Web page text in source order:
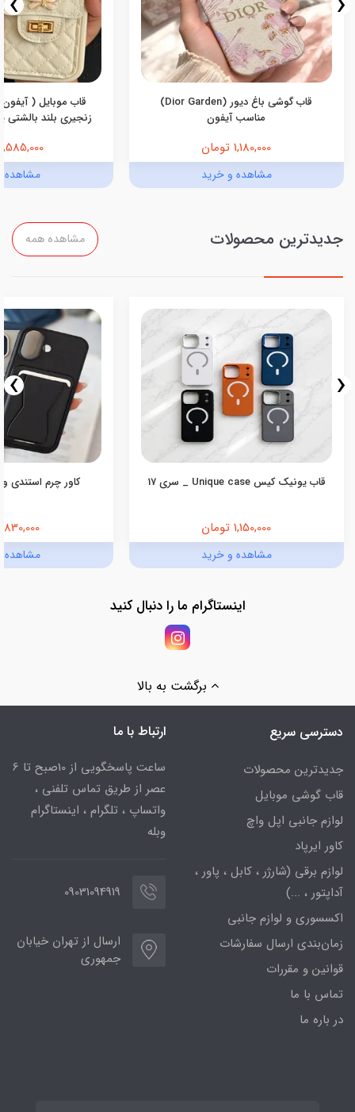
قاب گوشی باغ دیور (Dior Garden)
مناسب آیفون
1,180,000 تومان
مشاهده و خرید
قاب موبایل (
زنجیری بلند بالشتی
1,585,000 تومان
مشاهده
جدیدترین محصولات مشاهده همه
قاب یونیک کیس Unique case _ سری 17
1,150,000 تومان
مشاهده و خرید
کاور چرم استندی
830,000 تومان
مشاهده
‹
›
اینستاگرام ما را دنبال کنید
برگشت به بالا
دسترسی سریع
جدیدترین محصولات
قاب گوشی موبایل
لوازم جانبی اپل واچ
کاور ایرپاد
لوازم برقی (شارژر ، کابل ، پاور ،
آداپتور ، ...)
اکسسوری و لوازم جانبی
زمان‌بندی ارسال سفارشات
قوانین و مقررات
تماس با ما
در باره ما
ارتباط با ما
ساعت پاسخگویی از 10صبح تا 6
عصر از طریق تماس تلفنی ،
واتساپ ، تلگرام ، اینستاگرام
وبله
09031094919
ارسال از تهران خیابان
جمهوری